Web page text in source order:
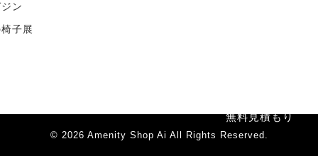
ン
子展
無料見積もり
© 2026 Amenity Shop Ai All Rights Reserved.